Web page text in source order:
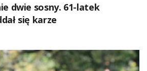
dwie sosny. 61-latek
się karze